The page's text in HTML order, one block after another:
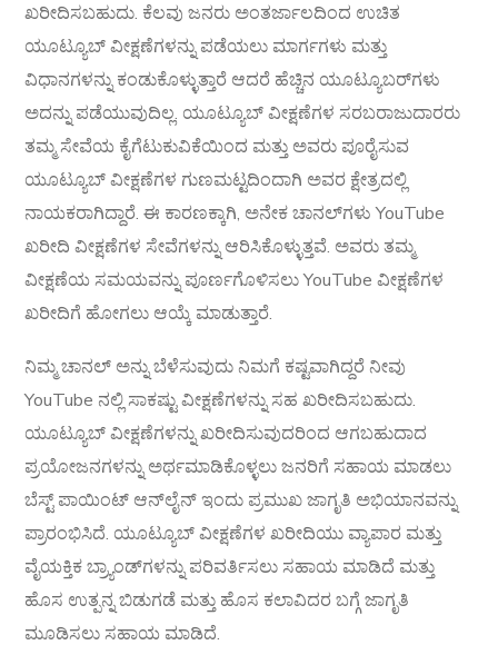
ಖರೀದಿಸಬಹುದು. ಕೆಲವು ಜನರು ಅಂತರ್ಜಾಲದಿಂದ ಉಚಿತ
ಯೂಟ್ಯೂಬ್ ವೀಕ್ಷಣೆಗಳನ್ನು ಪಡೆಯಲು ಮಾರ್ಗಗಳು ಮತ್ತು
ವಿಧಾನಗಳನ್ನು ಕಂಡುಕೊಳ್ಳುತ್ತಾರೆ ಆದರೆ ಹೆಚ್ಚಿನ ಯೂಟ್ಯೂಬರ್‌ಗಳು
ಅದನ್ನು ಪಡೆಯುವುದಿಲ್ಲ. ಯೂಟ್ಯೂಬ್ ವೀಕ್ಷಣೆಗಳ ಸರಬರಾಜುದಾರರು
ತಮ್ಮ ಸೇವೆಯ ಕೈಗೆಟುಕುವಿಕೆಯಿಂದ ಮತ್ತು ಅವರು ಪೂರೈಸುವ
ಯೂಟ್ಯೂಬ್ ವೀಕ್ಷಣೆಗಳ ಗುಣಮಟ್ಟದಿಂದಾಗಿ ಅವರ ಕ್ಷೇತ್ರದಲ್ಲಿ
ನಾಯಕರಾಗಿದ್ದಾರೆ. ಈ ಕಾರಣಕ್ಕಾಗಿ, ಅನೇಕ ಚಾನಲ್‌ಗಳು YouTube
ಖರೀದಿ ವೀಕ್ಷಣೆಗಳ ಸೇವೆಗಳನ್ನು ಆರಿಸಿಕೊಳ್ಳುತ್ತವೆ. ಅವರು ತಮ್ಮ
ವೀಕ್ಷಣೆಯ ಸಮಯವನ್ನು ಪೂರ್ಣಗೊಳಿಸಲು YouTube ವೀಕ್ಷಣೆಗಳ
ಖರೀದಿಗೆ ಹೋಗಲು ಆಯ್ಕೆ ಮಾಡುತ್ತಾರೆ.
ನಿಮ್ಮ ಚಾನಲ್ ಅನ್ನು ಬೆಳೆಸುವುದು ನಿಮಗೆ ಕಷ್ಟವಾಗಿದ್ದರೆ ನೀವು
YouTube ನಲ್ಲಿ ಸಾಕಷ್ಟು ವೀಕ್ಷಣೆಗಳನ್ನು ಸಹ ಖರೀದಿಸಬಹುದು.
ಯೂಟ್ಯೂಬ್ ವೀಕ್ಷಣೆಗಳನ್ನು ಖರೀದಿಸುವುದರಿಂದ ಆಗಬಹುದಾದ
ಪ್ರಯೋಜನಗಳನ್ನು ಅರ್ಥಮಾಡಿಕೊಳ್ಳಲು ಜನರಿಗೆ ಸಹಾಯ ಮಾಡಲು
ಬೆಸ್ಟ್ ಪಾಯಿಂಟ್ ಆನ್‌ಲೈನ್ ಇಂದು ಪ್ರಮುಖ ಜಾಗೃತಿ ಅಭಿಯಾನವನ್ನು
ಪ್ರಾರಂಭಿಸಿದೆ. ಯೂಟ್ಯೂಬ್ ವೀಕ್ಷಣೆಗಳ ಖರೀದಿಯು ವ್ಯಾಪಾರ ಮತ್ತು
ವೈಯಕ್ತಿಕ ಬ್ರ್ಯಾಂಡ್‌ಗಳನ್ನು ಪರಿವರ್ತಿಸಲು ಸಹಾಯ ಮಾಡಿದೆ ಮತ್ತು
ಹೊಸ ಉತ್ಪನ್ನ ಬಿಡುಗಡೆ ಮತ್ತು ಹೊಸ ಕಲಾವಿದರ ಬಗ್ಗೆ ಜಾಗೃತಿ
ಮೂಡಿಸಲು ಸಹಾಯ ಮಾಡಿದೆ.